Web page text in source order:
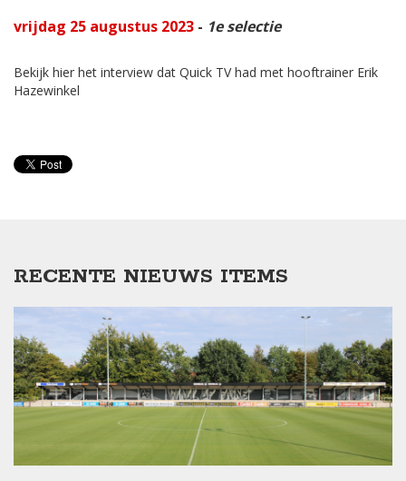
vrijdag 25 augustus 2023 - 1e selectie
Bekijk hier het interview dat Quick TV had met hooftrainer Erik
Hazewinkel
RECENTE NIEUWS ITEMS